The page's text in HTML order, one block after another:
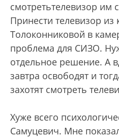
смотретьтелевизор им
Принести телевизор из
Толоконниковой в
проблема для СИЗО.
отдельное решение. А
завтра освободят и
захотят смотреть
Хуже всего
Самуцевич. Мне